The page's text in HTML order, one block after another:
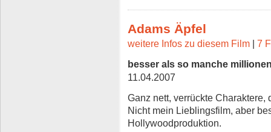
Adams Äpfel
weitere Infos zu diesem Film
7
besser als so manche
11.04.2007
Ganz nett, verrückte
Nicht mein Lieblingsfilm, aber
Hollywoodproduktion.